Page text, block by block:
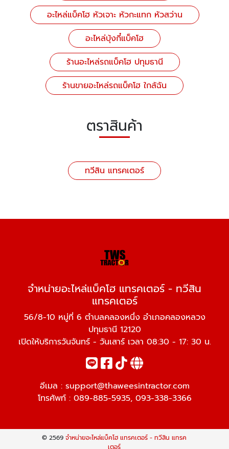
อะไหล่แบ็คโฮ หัวเจาะ หัวกะแทก หัวสว่าน
อะไหล่บุ้งกี๋แบ็คโฮ
ร้านอะไหล่รถแบ็คโฮ ปทุมธานี
ร้านขายอะไหล่รถแบ็คโฮ ใกล้ฉัน
ตราสินค้า
ทวีสิน แทรคเตอร์
จำหน่ายอะไหล่แบ็คโฮ แทรคเตอร์ - ทวีสิน
แทรคเตอร์
56/8-10 หมู่ที่ 6 ตำบลคลองหนึ่ง อำเภอคลองหลวง
ปทุมธานี 12120
เปิดให้บริการวันจันทร์ - วันเสาร์ เวลา 08:30 - 17: 30 น.
อีเมล : support@thaweesintractor.com
โทรศัพท์ : 089-885-5935, 093-338-3366
© 2569จำหน่ายอะไหล่แบ็คโฮ แทรคเตอร์ - ทวีสิน แทรค
เตอร์